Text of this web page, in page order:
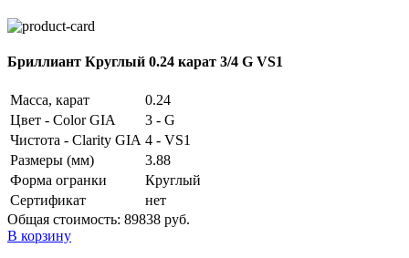
Бриллиант Круглый 0.24 карат 3/4 G VS1
Масса, карат
0.24
Цвет - Color GIA
3 - G
Чистота - Clarity GIA 4 - VS1
Размеры (мм)
3.88
Форма огранки
Круглый
Сертификат
нет
Общая стоимость: 89838 руб.
В корзину